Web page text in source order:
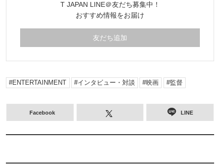
T JAPAN LINE＠友だち募集中！
おすすめ情報をお届け
友だち追加
ENTERTAINMENT インタビュー・対談 映画 監督
Facebook LINE